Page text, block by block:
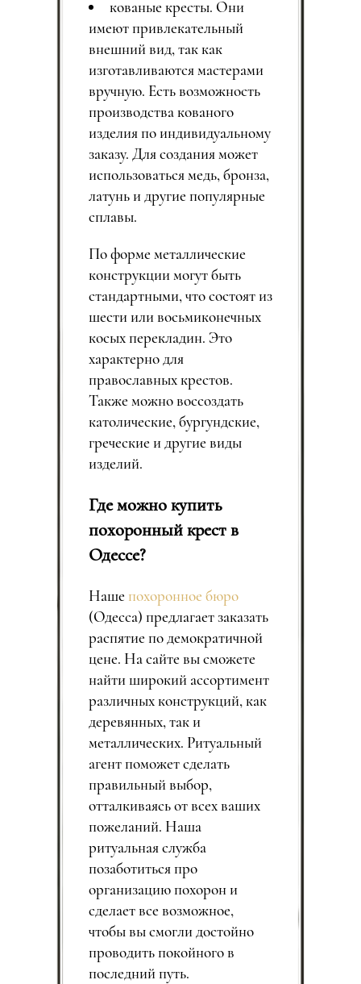
кованые кресты. Они
имеют привлекательный
внешний вид, так как
изготавливаются мастерами
вручную. Есть возможность
производства кованого
изделия по индивидуальному
заказу. Для создания может
использоваться медь, бронза,
латунь и другие популярные
сплавы.
По форме металлические
конструкции могут быть
стандартными, что состоят из
шести или восьмиконечных
косых перекладин. Это
характерно для
православных крестов.
Также можно воссоздать
католические, бургундские,
греческие и другие виды
изделий.
Где можно купить
похоронный крест в
Одессе?
Наше похоронное бюро
(Одесса) предлагает заказать
распятие по демократичной
цене. На сайте вы сможете
найти широкий ассортимент
различных конструкций, как
деревянных, так и
металлических. Ритуальный
агент поможет сделать
правильный выбор,
отталкиваясь от всех ваших
пожеланий. Наша
ритуальная служба
позаботиться про
организацию похорон и
сделает все возможное,
чтобы вы смогли достойно
проводить покойного в
последний путь.